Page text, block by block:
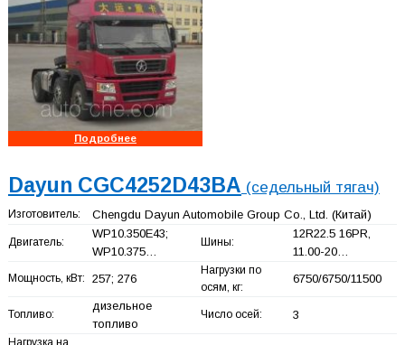
Подробнее
Dayun CGC4252D43BA (седельный тягач)
Изготовитель: Chengdu Dayun Automobile Group Co., Ltd. (Китай)
Двигатель:
WP10.350E43;
WP10.375…
Шины:
12R22.5 16PR,
11.00-20…
Мощность, кВт: 257; 276
Нагрузки по
осям, кг:
6750/6750/11500
Топливо:
дизельное
топливо
Число осей: 3
Нагрузка на